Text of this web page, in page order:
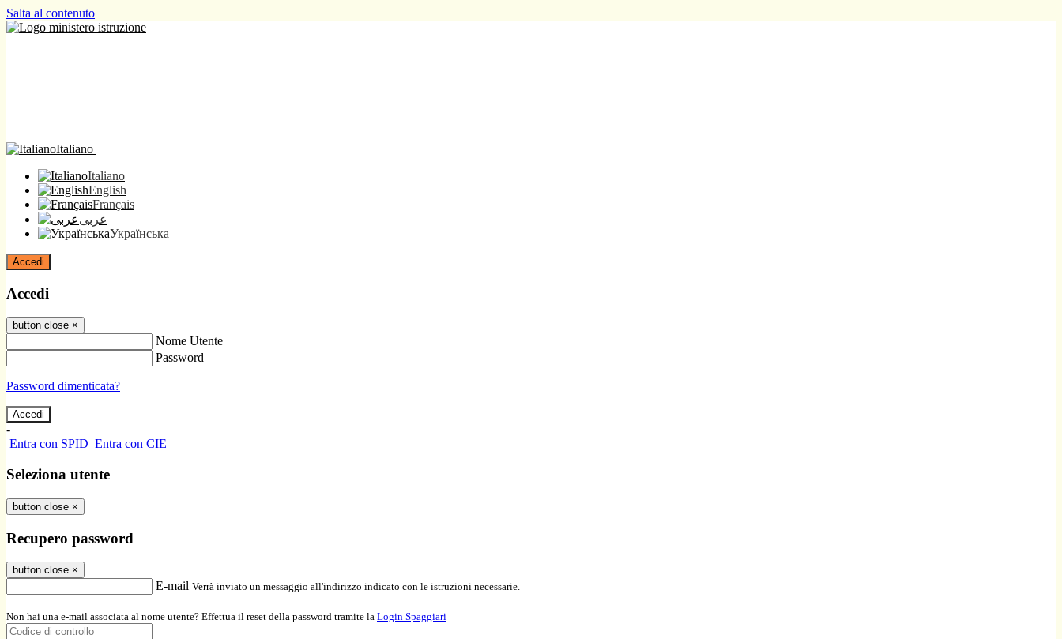
Salta al contenuto
Italiano
Italiano
English
Français
عربى
Українська
Accedi
Accedi
button close ×
Nome Utente
Password
Password dimenticata?
-
Entra con SPID Entra con CIE
Seleziona utente
button close ×
Recupero password
button close ×
E-mail Verrà inviato un messaggio all'indirizzo indicato con le istruzioni necessarie.
Non hai una e-mail associata al nome utente? Effettua il reset della password tramite la Login Spaggiari